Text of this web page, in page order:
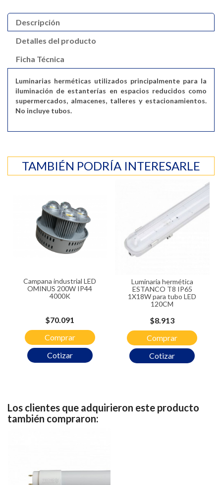
Descripción
Detalles del producto
Ficha Técnica
Luminarias herméticas utilizados principalmente para la
iluminación de estanterías en espacios reducidos como
supermercados, almacenes, talleres y estacionamientos.
No incluye tubos.
TAMBIÉN PODRÍA INTERESARLE
Campana industrial LED
OMINUS 200W IP44
4000K
Cotizar
Precio
$70.091
Comprar
Luminaria hermética
ESTANCO T8 IP65
1X18W para tubo LED
120CM
Cotizar
Precio
$8.913
Comprar
Los clientes que adquirieron este producto
también compraron: